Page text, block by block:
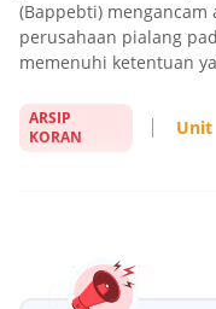
(Bappebti)
perusahaan pialang
memenuhi ketentuan
ARSIP
KORAN
Unit